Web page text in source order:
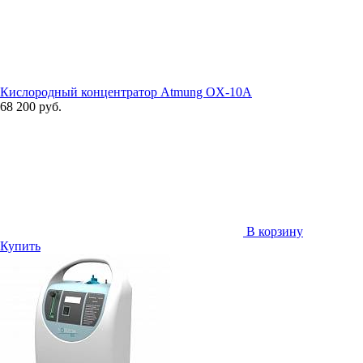
Кислородный концентратор Atmung OX-10A
68 200 руб.
В корзину
Купить